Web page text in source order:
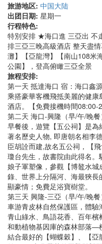
旅游地区: 中国大陆
出团日期: 星期一
行程特色:
特別安排 ★海口進 三亞出 不
排三亞三晚高級酒店 整天盡
灘】【亞龍灣】【南山108
公園】，登高俯瞰三亞全景
旅程安排:
第一天 抵達海口 宿：海口鑫
乘搭豪華客機飛抵美麗的健
酒店。【免費接機時間08:00-
第二天 海口-興隆（早/午/晚
早餐後，遊覽【五公祠】是
著名歷史人物, 即唐朝名相李
臣胡詮而建,故名五公祠，【
瓊台先生，故書院由此得名
娘子軍塑像，參觀【博鼇水
錄、世界上分隔河、海最狹
顯豪情；免費足浴寶樹堂。
第三天 興隆-三亞（早/午/晚
車游青皮林自然保護區，體
青山綠水、鳥語花香、百年
和動植物基因庫的森林部落—
結合最好的【蝴蝶穀】、【